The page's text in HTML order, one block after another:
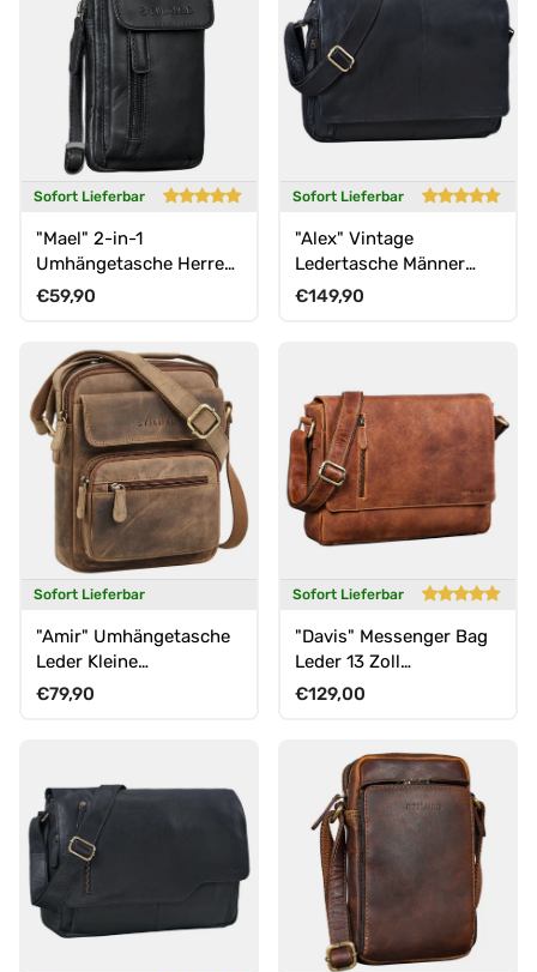
Sofort Lieferbar
"Mael" 2-in-1
Umhängetasche Herren
Leder Handytasche
Normaler Preis
€59,90
Sofort Lieferbar
"Alex" Vintage
Ledertasche Männer
Frauen Businesstasche
Normaler Preis
€149,90
Sofort Lieferbar
"Amir" Umhängetasche
Leder Kleine
Ledertasche Herren
Normaler Preis
€79,90
Sofort Lieferbar
"Davis" Messenger Bag
Leder 13 Zoll
Umhängetasche
Normaler Preis
€129,00